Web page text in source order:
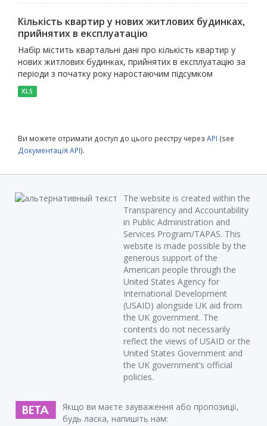
Кількість квартир у нових житлових будинках,
прийнятих в експлуатацію
Набір містить квартальні дані про кількість квартир у
нових житлових будинках, прийнятих в експлуатацію за
періоди з початку року наростаючим підсумком
XLS
Ви можете отримати доступ до цього реєстру через API (see
Документація API).
The website is created within the
Transparency and Accountability
in Public Administration and
Services Program/TAPAS. This
website is made possible by the
generous support of the
American people through the
United States Agency for
International Development
(USAID) alongside UK aid from
the UK government. The
contents do not necessarily
reflect the views of USAID or the
United States Government and
the UK government’s official
policies.
Якщо ви маєте зауваження або пропозиції,
будь ласка, напишіть нам: